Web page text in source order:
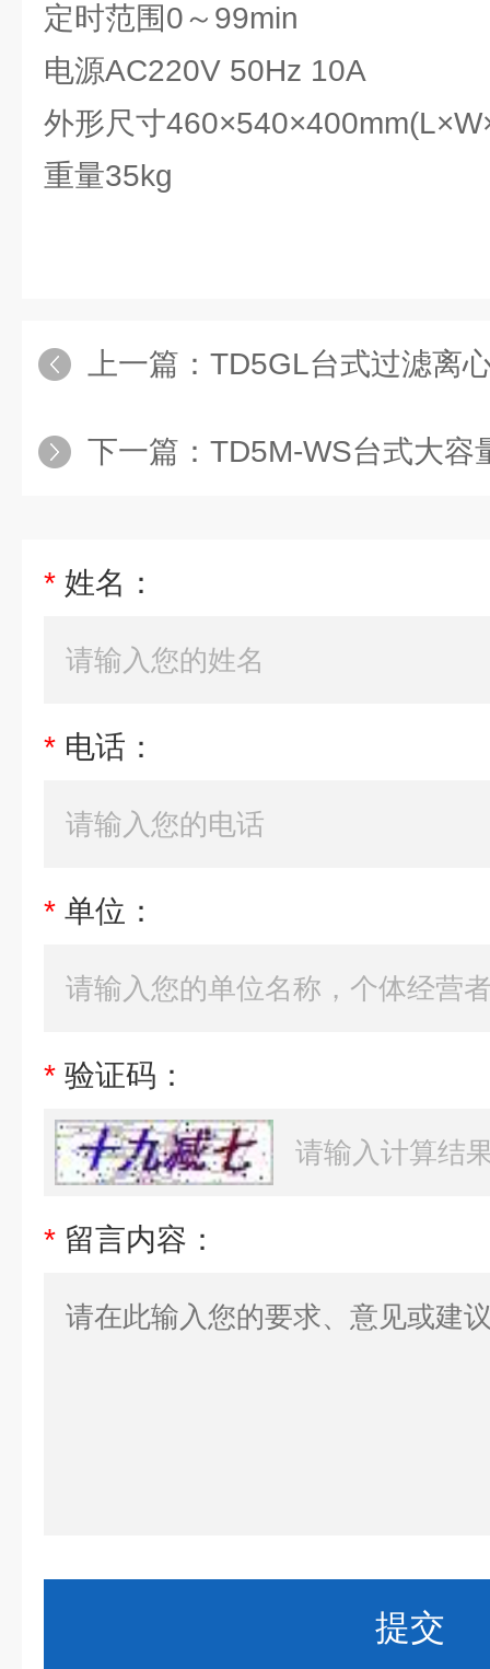
定时范围0～99min
电源AC220V 50Hz 10A
外形尺寸
重量35kg
上一篇： TD5GL台式过滤离
下一篇： TD5M-WS台式大容量
* 姓名：
* 电话：
* 单位：
* 验证码：
* 留言内容：